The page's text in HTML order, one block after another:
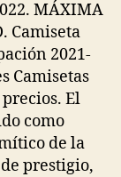
MÁXIMA
Camiseta
2021-
Camisetas
El
como
de la
prestigio,